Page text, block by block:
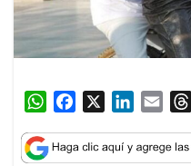
W
a
c
n
a